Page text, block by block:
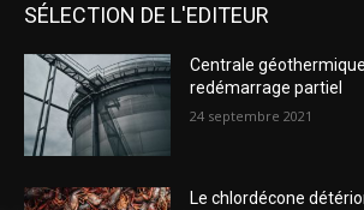
SÉLECTION DE L'EDITEUR
Centrale
redémarrage partiel
24 septembre 2021
Le chlordécone